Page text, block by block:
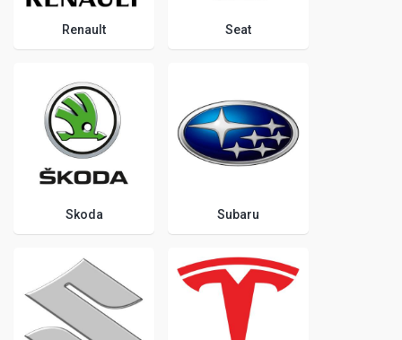
Renault Seat
Skoda Subaru